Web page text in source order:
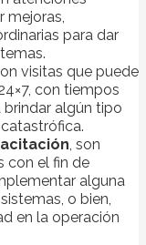
para dar
visitas que puede
con tiempos
algún tipo
, son
con el fin de
alguna
o bien,
en la operación